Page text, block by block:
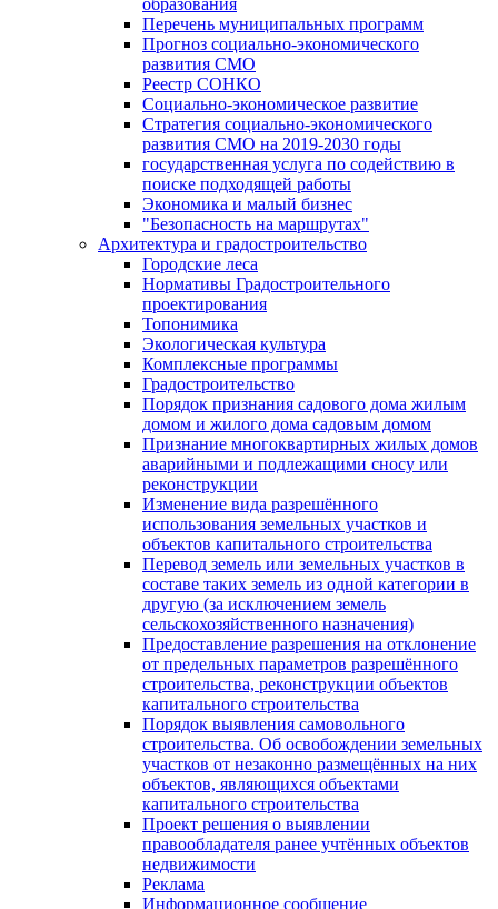
образования
Перечень муниципальных программ
Прогноз социально-экономического
развития СМО
Реестр СОНКО
Социально-экономическое развитие
Стратегия социально-экономического
развития СМО на 2019-2030 годы
государственная услуга по содействию в
поиске подходящей работы
Экономика и малый бизнес
"Безопасность на маршрутах"
Архитектура и градостроительство
Городские леса
Нормативы Градостроительного
проектирования
Топонимика
Экологическая культура
Комплексные программы
Градостроительство
Порядок признания садового дома жилым
домом и жилого дома садовым домом
Признание многоквартирных жилых домов
аварийными и подлежащими сносу или
реконструкции
Изменение вида разрешённого
использования земельных участков и
объектов капитального строительства
Перевод земель или земельных участков в
составе таких земель из одной категории в
другую (за исключением земель
сельскохозяйственного назначения)
Предоставление разрешения на отклонение
от предельных параметров разрешённого
строительства, реконструкции объектов
капитального строительства
Порядок выявления самовольного
строительства. Об освобождении земельных
участков от незаконно размещённых на них
объектов, являющихся объектами
капитального строительства
Проект решения о выявлении
правообладателя ранее учтённых объектов
недвижимости
Реклама
Информационное сообщение